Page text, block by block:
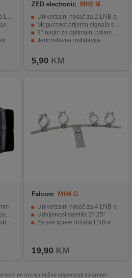
ZED electronic MH2 M
Univerzalni nosač za 2 LNB-a
Mogućnost prijema signala s dva LNB-a
3° nagib za optimalni prijem signala
Jednostavna instalacija
5,90 KM
st.
Falcom MH4 G
Univerzalni nosač za 4 LNB-a
Udaljenost satelita 3°-25°
Za sve tipove držača LNB-a
19,90 KM
ne moraju nužno odgovarati stvarnom